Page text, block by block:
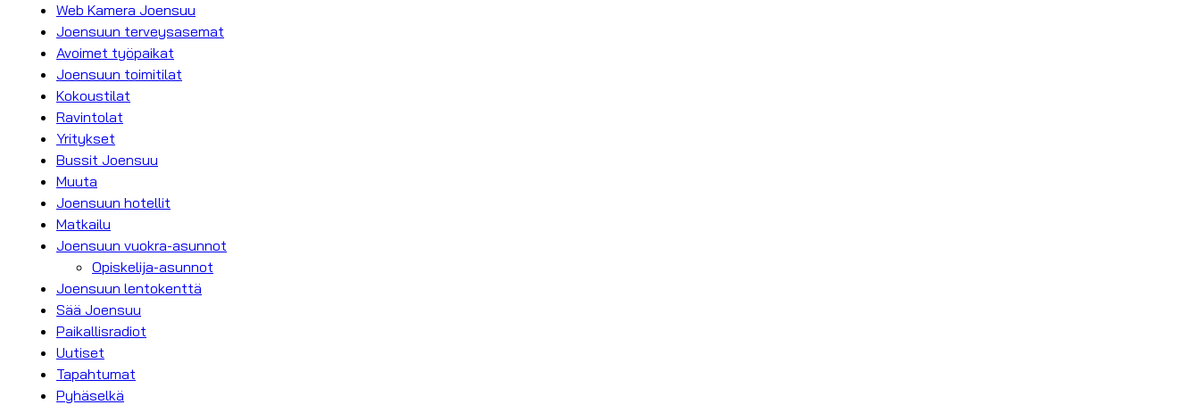
Web Kamera Joensuu
Joensuun terveysasemat
Avoimet työpaikat
Joensuun toimitilat
Kokoustilat
Ravintolat
Yritykset
Bussit Joensuu
Muuta
Joensuun hotellit
Matkailu
Joensuun vuokra-asunnot
Opiskelija-asunnot
Joensuun lentokenttä
Sää Joensuu
Paikallisradiot
Uutiset
Tapahtumat
Pyhäselkä